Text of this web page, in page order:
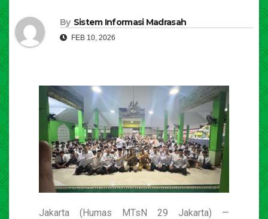
By Sistem Informasi Madrasah
FEB 10, 2026
Jakarta (Humas MTsN 29 Jakarta) —